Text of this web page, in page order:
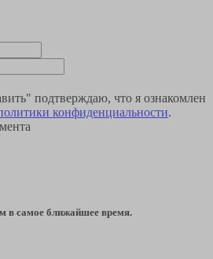
подтверждаю, что я ознакомлен
конфиденциальности.
в самое ближайшее время.